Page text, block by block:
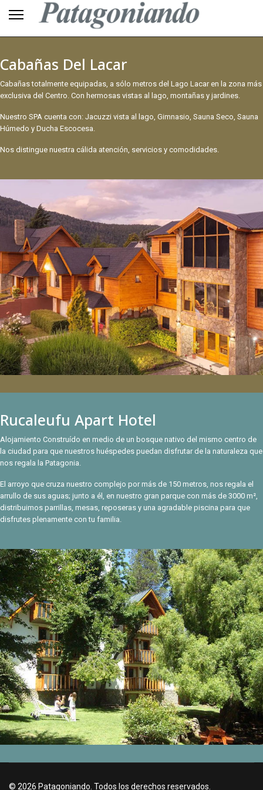
Cabañas Del Lacar
Cabañas totalmente equipadas, a sólo metros del Lago Lacar en la zona más
exclusiva del Centro. Con hermosas vistas al lago, montañas y jardines.
Nuestro SPA cuenta con: Jacuzzi vista al lago, Gimnasio, Sauna Seco, Sauna
Húmedo y Ducha Escocesa.
Nos distingue nuestra cálida atención, servicios y comodidades.
Rucaleufu Apart Hotel
Alojamiento Construído en medio de un bosque nativo del mismo centro de
la ciudad para que nuestros huéspedes puedan disfrutar de la naturaleza que
nos regala la Patagonia.
El arroyo que cruza nuestro complejo por más de 150 metros, nos regala el
arrullo de sus aguas; junto a él, en nuestro gran parque con más de 3000 m²,
distribuimos parrillas, mesas, reposeras y una agradable piscina para que
disfrutes plenamente con tu familia.
VISITANOS
© 2026 Patagoniando. Todos los derechos reservados.